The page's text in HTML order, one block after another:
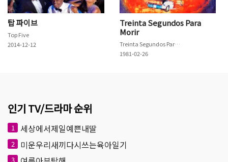
탑 파이브
Top Five
2014-12-12
Treinta Segundos Para
Morir
Treinta Segundos Para Morir
1981-02-26
인기 TV/드라마 순위
1 세상에서제일예쁜내딸
2 미운우리새끼다시쓰는육아일기
3